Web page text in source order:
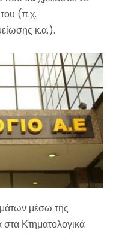
(π.χ.
κ.α.).
μέσω της
Κτηματολογικά